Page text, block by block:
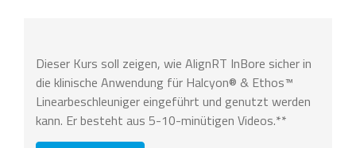
Dieser Kurs soll zeigen, wie AlignRT InBore sicher in
die klinische Anwendung für Halcyon® & Ethos™
Linearbeschleuniger eingeführt und genutzt werden
kann. Er besteht aus 5-10-minütigen Videos.**